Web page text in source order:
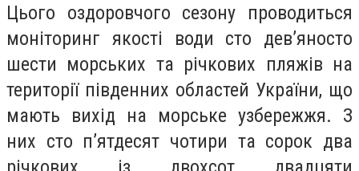
Цього оздоровчого сезону проводиться
моніторинг якості води сто дев’яносто
шести морських та річкових пляжів на
території південних областей України, що
мають вихід на морське узбережжя. З
них сто п’ятдесят чотири та сорок два